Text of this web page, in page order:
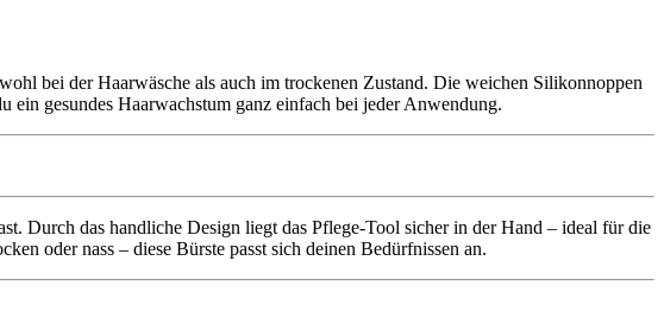
bei der Haarwäsche als auch im trockenen Zustand. Die weichen Silikonnoppen
ein gesundes Haarwachstum ganz einfach bei jeder Anwendung.
Durch das handliche Design liegt das Pflege-Tool sicher in der Hand – ideal für die
oder nass – diese Bürste passt sich deinen Bedürfnissen an.